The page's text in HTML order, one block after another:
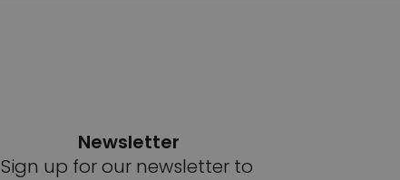
Sign up for our newsletter to
Newsletter